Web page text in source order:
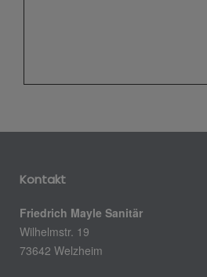
Kontakt
Friedrich Mayle Sanitär
Wilhelmstr. 19
73642 Welzheim